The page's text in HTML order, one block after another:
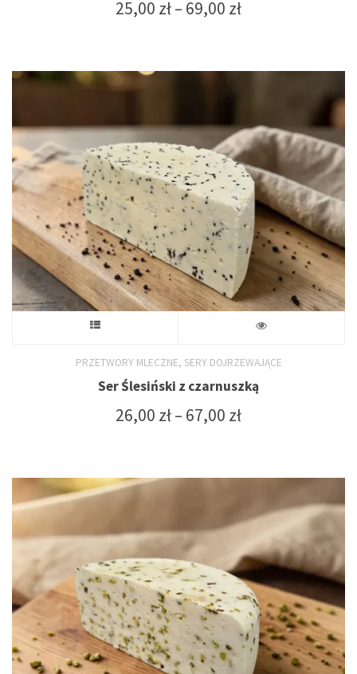
wiele
wybrać
na
stronie
produktu
25,00 zł– 69,00 złZakres
produkt
ma
wiele
wybrać
na
stronie
produktu
PRZETWORY MLECZNE, SERY DOJRZEWAJĄCE
Ser Ślesiński z czarnuszką
26,00 zł– 67,00 złZakres
67,00 zł